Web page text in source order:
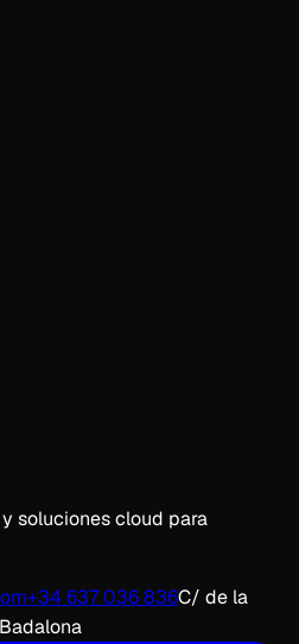
soluciones cloud para
+34 637 036 836C/ de la